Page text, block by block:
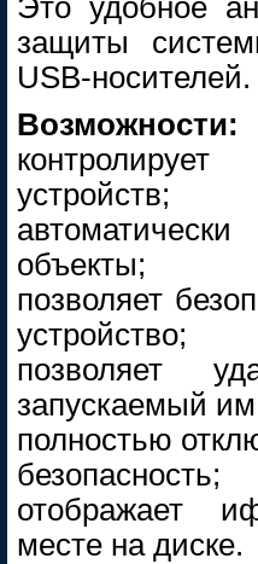
Это удобное
защиты
USB-носителей.
Возможности:
устройств;
объекты;
позволяет
устройство;
позволяет
запускаемый
полностью
безопасность;
отображает
месте на диске.